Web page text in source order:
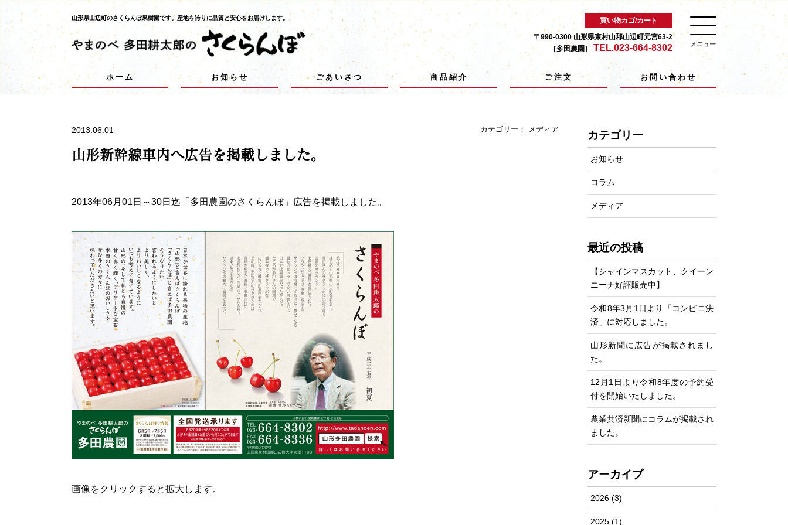
山形県山辺町のさくらんぼ果樹園です。 産地を誇りに品質と安心をお届けします。
買い物カゴ/カート
〒990-0300 山形県東村山郡山辺町元宮63-2
［多田農園］TEL.023-664-8302 メニュー
ホーム お知らせ ごあいさつ 商品紹介 ご注文 お問い合わせ
2013.06.01 カテゴリー： メディア
山形新幹線車内へ広告を掲載しました。
2013年06月01日～30日迄「多田農園のさくらんぼ」広告を掲載しました。
画像をクリックすると拡大します。
カテゴリー
お知らせ
コラム
メディア
最近の投稿
【シャインマスカット、クイーン
ニーナ好評販売中】
令和8年3月1日より「コンビニ決
済」に対応しました。
山形新聞に広告が掲載されまし
た。
12月1日より令和8年度の予約受
付を開始いたしました。
農業共済新聞にコラムが掲載され
ました。
アーカイブ
2026 (3)
2025 (1)